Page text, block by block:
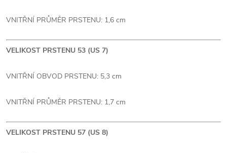
VNITŘNÍ PRŮMĚR PRSTENU: 1,6 cm
VELIKOST PRSTENU 53 (US 7)
VNITŘNÍ OBVOD PRSTENU: 5,3 cm
VNITŘNÍ PRŮMĚR PRSTENU: 1,7 cm
VELIKOST PRSTENU 57 (US 8)